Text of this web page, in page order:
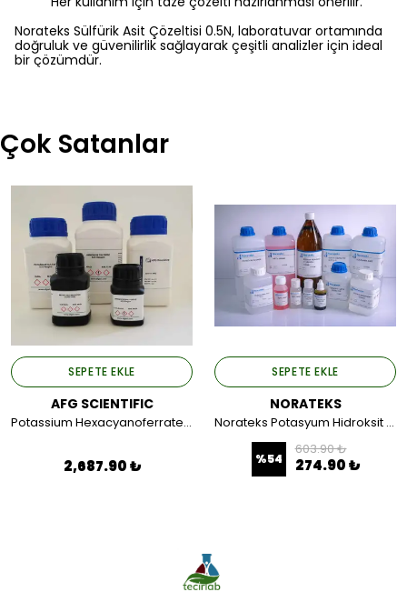
Norateks Sülfürik Asit Çözeltisi 0.5N, laboratuvar ortamında
doğruluk ve güvenilirlik sağlayarak çeşitli analizler için ideal
bir çözümdür.
Çok Satanlar
SEPETE EKLE
AFG SCIENTIFIC
Potassium Hexacyanoferrate (III) ; ACS Reagent 1 KG.
2,687.90 ₺
SEPETE EKLE
NORATEKS
Norateks Potasyum Hidroksit Çözeltisi 0.1N 1 LT.
%54
603.90 ₺
274.90 ₺